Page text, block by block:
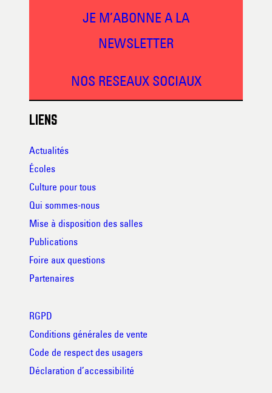
JE M’ABONNE A LA
NEWSLETTER
NOS RESEAUX SOCIAUX
LIENS
Actualités
Écoles
Culture pour tous
Qui sommes-nous
Mise à disposition des salles
Publications
Foire aux questions
Partenaires
RGPD
Conditions générales de vente
Code de respect des usagers
Déclaration d’accessibilité